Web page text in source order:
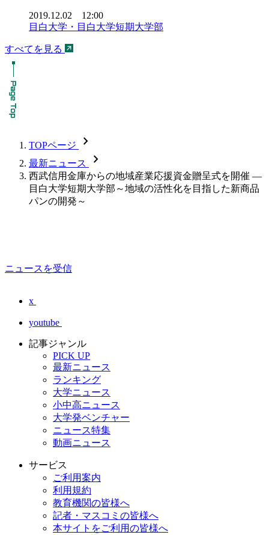
2019.12.02 12:00
目白大学・目白大学短期大学部
すべてを見る
TOPページ chevron_forward
最新ニュース chevron_forward
西武信用金庫からの地域産業応援資金贈呈式を開催 —
目白大学短期大学部～地域の活性化を目指した新商品
パンの開発～
ニュースを受信
x
youtube
記事ジャンル
PICK UP
最新ニュース
ランキング
大学ニュース
小中高ニュース
大学発ベンチャー
ニュース特集
動画ニュース
サービス
ご利用案内
利用規約
教育機関の皆様へ
記者・マスコミの皆様へ
本サイトをご利用の皆様へ